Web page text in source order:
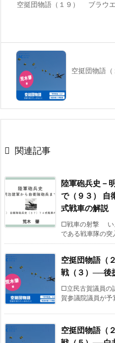
空挺団物語（１９） ブラウ
空挺団物語（
 関連記事
陸軍砲兵史－
で（９３） 自
式戦車の解説
□戦車の射撃 い
である戦車隊の
空挺団物語（
戦（３）──後
□立民古賀議員の
賀参議院議員が予
空挺団物語（